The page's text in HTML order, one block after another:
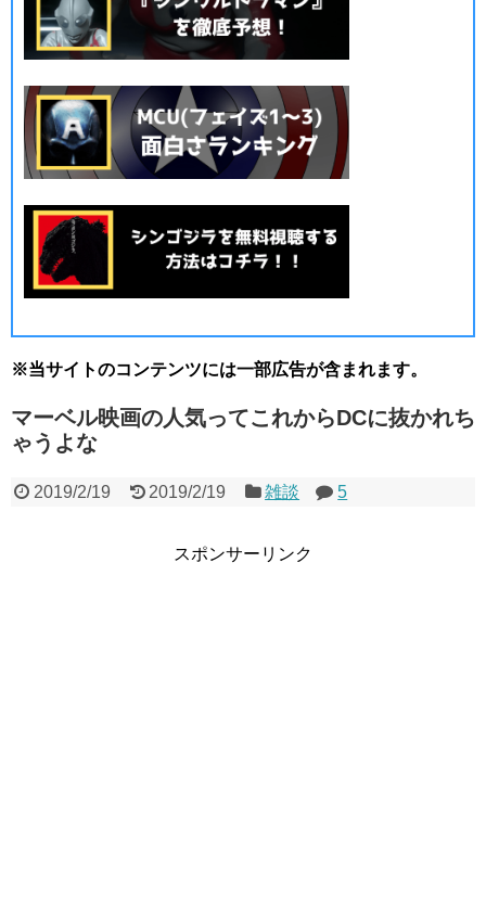
※当サイトのコンテンツには一部広告が含まれます。
マーベル映画の人気ってこれからDCに抜かれち
ゃうよな
2019/2/19 2019/2/19 雑談 5
スポンサーリンク